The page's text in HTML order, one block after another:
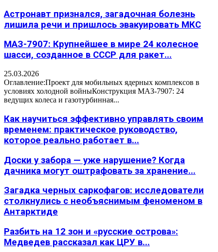
Астронавт признался, загадочная болезнь
лишила речи и пришлось эвакуировать МКС
МАЗ-7907: Крупнейшее в мире 24 колесное
шасси, созданное в СССР для ракет...
25.03.2026
Оглавление:Проект для мобильных ядерных комплексов в
условиях холодной войныКонструкция МАЗ-7907: 24
ведущих колеса и газотурбинная...
Как научиться эффективно управлять своим
временем: практическое руководство,
которое реально работает в...
Доски у забора — уже нарушение? Когда
дачника могут оштрафовать за хранение...
Загадка черных саркофагов: исследователи
столкнулись с необъяснимым феноменом в
Антарктиде
Разбить на 12 зон и «русские острова»:
Медведев рассказал как ЦРУ в...